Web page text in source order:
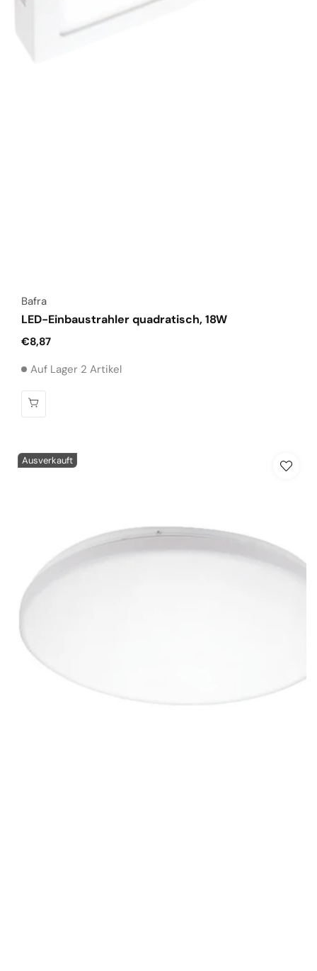
Bafra
LED-Einbaustrahler quadratisch, 18W
Normaler
€8,87
Auf Lager 2 Artikel
Ausverkauft